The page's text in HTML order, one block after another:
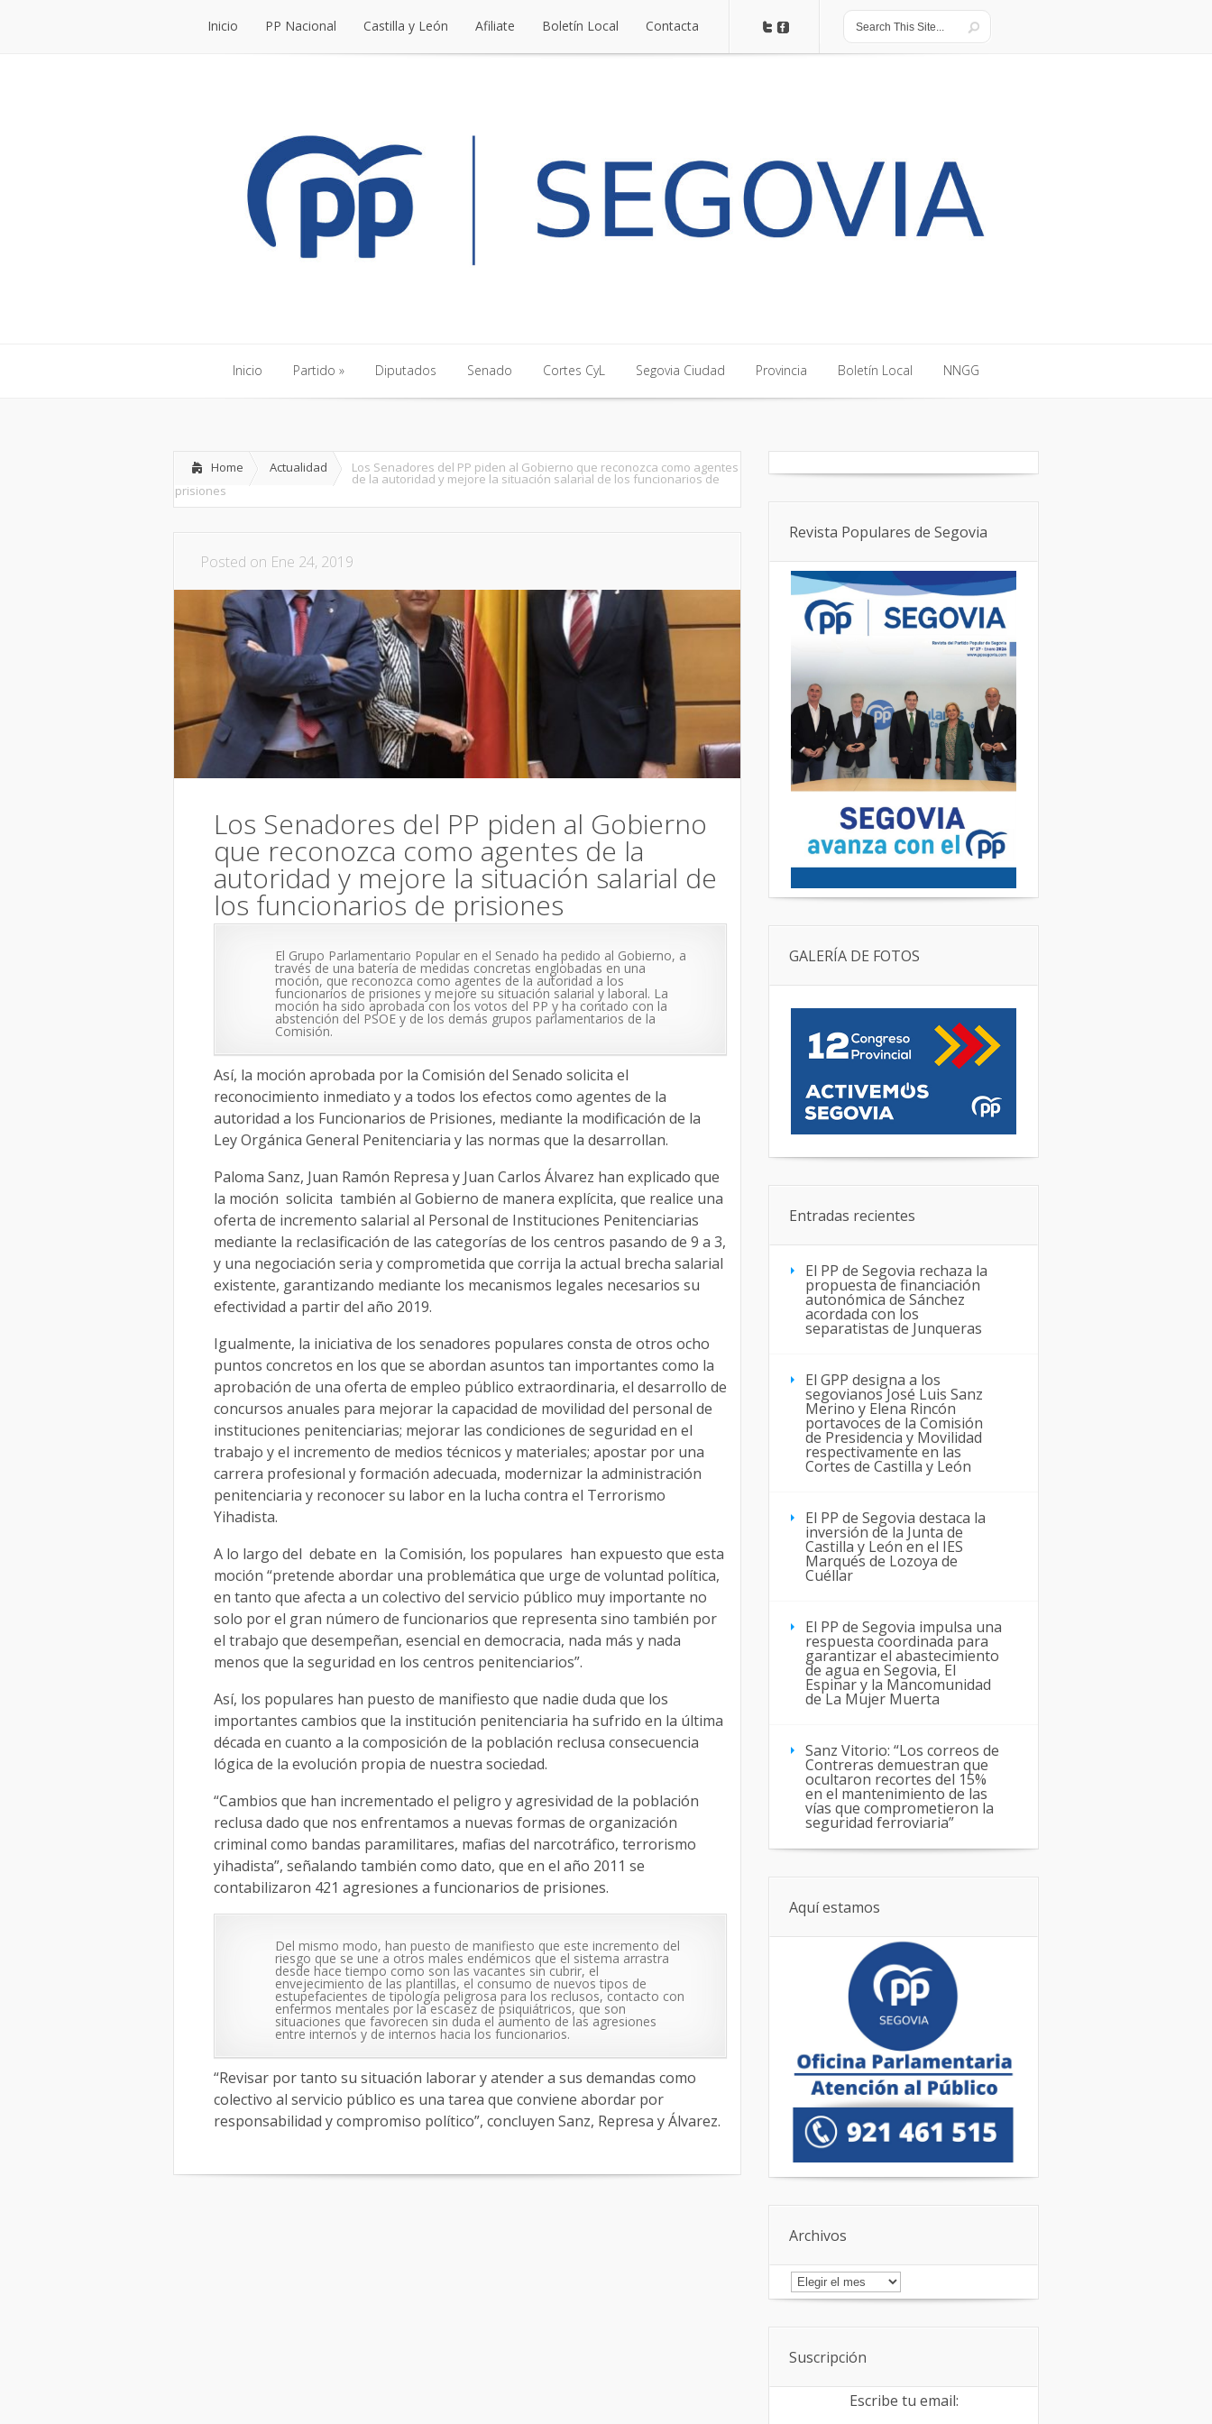
Inicio PP Nacional Castilla y León Afiliate Boletín Local Contacta
Inicio Partido Diputados Senado Cortes CyL Segovia Ciudad Provincia Boletín Local NNGG
Home Actualidad Los Senadores del PP piden al Gobierno que reconozca como agentes
de la autoridad y mejore la situación salarial de los funcionarios de
prisiones
Posted on Ene 24, 2019
Los Senadores del PP piden al Gobierno
que reconozca como agentes de la
autoridad y mejore la situación salarial de
los funcionarios de prisiones
El Grupo Parlamentario Popular en el Senado ha pedido al Gobierno, a
través de una batería de medidas concretas englobadas en una
moción, que reconozca como agentes de la autoridad a los
funcionarios de prisiones y mejore su situación salarial y laboral. La
moción ha sido aprobada con los votos del PP y ha contado con la
abstención del PSOE y de los demás grupos parlamentarios de la
Comisión.
Así, la moción aprobada por la Comisión del Senado solicita el
reconocimiento inmediato y a todos los efectos como agentes de la
autoridad a los Funcionarios de Prisiones, mediante la modificación de la
Ley Orgánica General Penitenciaria y las normas que la desarrollan.
Paloma Sanz, Juan Ramón Represa y Juan Carlos Álvarez han explicado que
la moción solicita también al Gobierno de manera explícita, que realice una
oferta de incremento salarial al Personal de Instituciones Penitenciarias
mediante la reclasificación de las categorías de los centros pasando de 9 a 3,
y una negociación seria y comprometida que corrija la actual brecha salarial
existente, garantizando mediante los mecanismos legales necesarios su
efectividad a partir del año 2019.
Igualmente, la iniciativa de los senadores populares consta de otros ocho
puntos concretos en los que se abordan asuntos tan importantes como la
aprobación de una oferta de empleo público extraordinaria, el desarrollo de
concursos anuales para mejorar la capacidad de movilidad del personal de
instituciones penitenciarias; mejorar las condiciones de seguridad en el
trabajo y el incremento de medios técnicos y materiales; apostar por una
carrera profesional y formación adecuada, modernizar la administración
penitenciaria y reconocer su labor en la lucha contra el Terrorismo
Yihadista.
A lo largo del debate en la Comisión, los populares han expuesto que esta
moción “pretende abordar una problemática que urge de voluntad política,
en tanto que afecta a un colectivo del servicio público muy importante no
solo por el gran número de funcionarios que representa sino también por
el trabajo que desempeñan, esencial en democracia, nada más y nada
menos que la seguridad en los centros penitenciarios”.
Así, los populares han puesto de manifiesto que nadie duda que los
importantes cambios que la institución penitenciaria ha sufrido en la última
década en cuanto a la composición de la población reclusa consecuencia
lógica de la evolución propia de nuestra sociedad.
“Cambios que han incrementado el peligro y agresividad de la población
reclusa dado que nos enfrentamos a nuevas formas de organización
criminal como bandas paramilitares, mafias del narcotráfico, terrorismo
yihadista”, señalando también como dato, que en el año 2011 se
contabilizaron 421 agresiones a funcionarios de prisiones.
Del mismo modo, han puesto de manifiesto que este incremento del
riesgo que se une a otros males endémicos que el sistema arrastra
desde hace tiempo como son las vacantes sin cubrir, el
envejecimiento de las plantillas, el consumo de nuevos tipos de
estupefacientes de tipología peligrosa para los reclusos, contacto con
enfermos mentales por la escasez de psiquiátricos, que son
situaciones que favorecen sin duda el aumento de las agresiones
entre internos y de internos hacia los funcionarios.
“Revisar por tanto su situación laborar y atender a sus demandas como
colectivo al servicio público es una tarea que conviene abordar por
responsabilidad y compromiso político”, concluyen Sanz, Represa y Álvarez.
Revista Populares de Segovia
GALERÍA DE FOTOS
Entradas recientes
El PP de Segovia rechaza la
propuesta de financiación
autonómica de Sánchez
acordada con los
separatistas de Junqueras
El GPP designa a los
segovianos José Luis Sanz
Merino y Elena Rincón
portavoces de la Comisión
de Presidencia y Movilidad
respectivamente en las
Cortes de Castilla y León
El PP de Segovia destaca la
inversión de la Junta de
Castilla y León en el IES
Marqués de Lozoya de
Cuéllar
El PP de Segovia impulsa una
respuesta coordinada para
garantizar el abastecimiento
de agua en Segovia, El
Espinar y la Mancomunidad
de La Mujer Muerta
Sanz Vitorio: “Los correos de
Contreras demuestran que
ocultaron recortes del 15%
en el mantenimiento de las
vías que comprometieron la
seguridad ferroviaria”
Aquí estamos
Archivos
Archivos
Suscripción
Escribe tu email: